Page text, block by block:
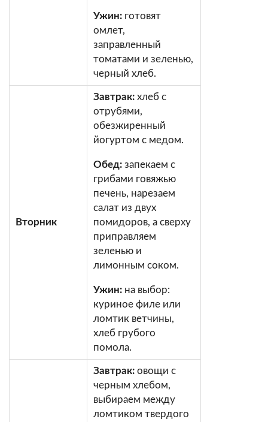
Ужин: готовят
омлет,
заправленный
томатами и зеленью,
черный хлеб.
Вторник
Завтрак: хлеб с
отрубями,
обезжиренный
йогуртом с медом.
Обед: запекаем с
грибами говяжью
печень, нарезаем
салат из двух
помидоров, а сверху
приправляем
зеленью и
лимонным соком.
Ужин: на выбор:
куриное филе или
ломтик ветчины,
хлеб грубого
помола.
Завтрак: овощи с
черным хлебом,
выбираем между
ломтиком твердого